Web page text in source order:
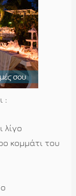
:
λίγο
κομμάτι του